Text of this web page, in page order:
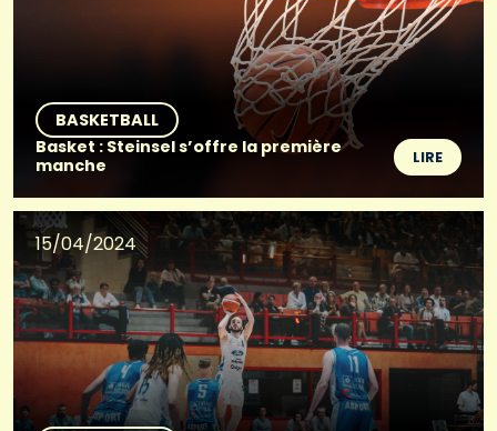
BASKETBALL
Basket : Steinsel s’offre la première
manche
LIRE
15/04/2024